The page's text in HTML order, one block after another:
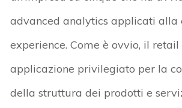
advanced analytics applicati alla
experience. Come è ovvio, il
applicazione privilegiato per la
della struttura dei prodotti e